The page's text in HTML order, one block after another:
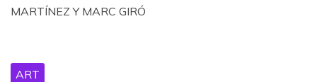
MARTÍNEZ Y MARC GIRÓ
ART